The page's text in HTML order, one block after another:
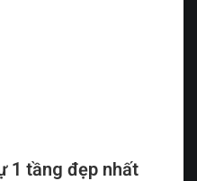
1 tầng đẹp nhất